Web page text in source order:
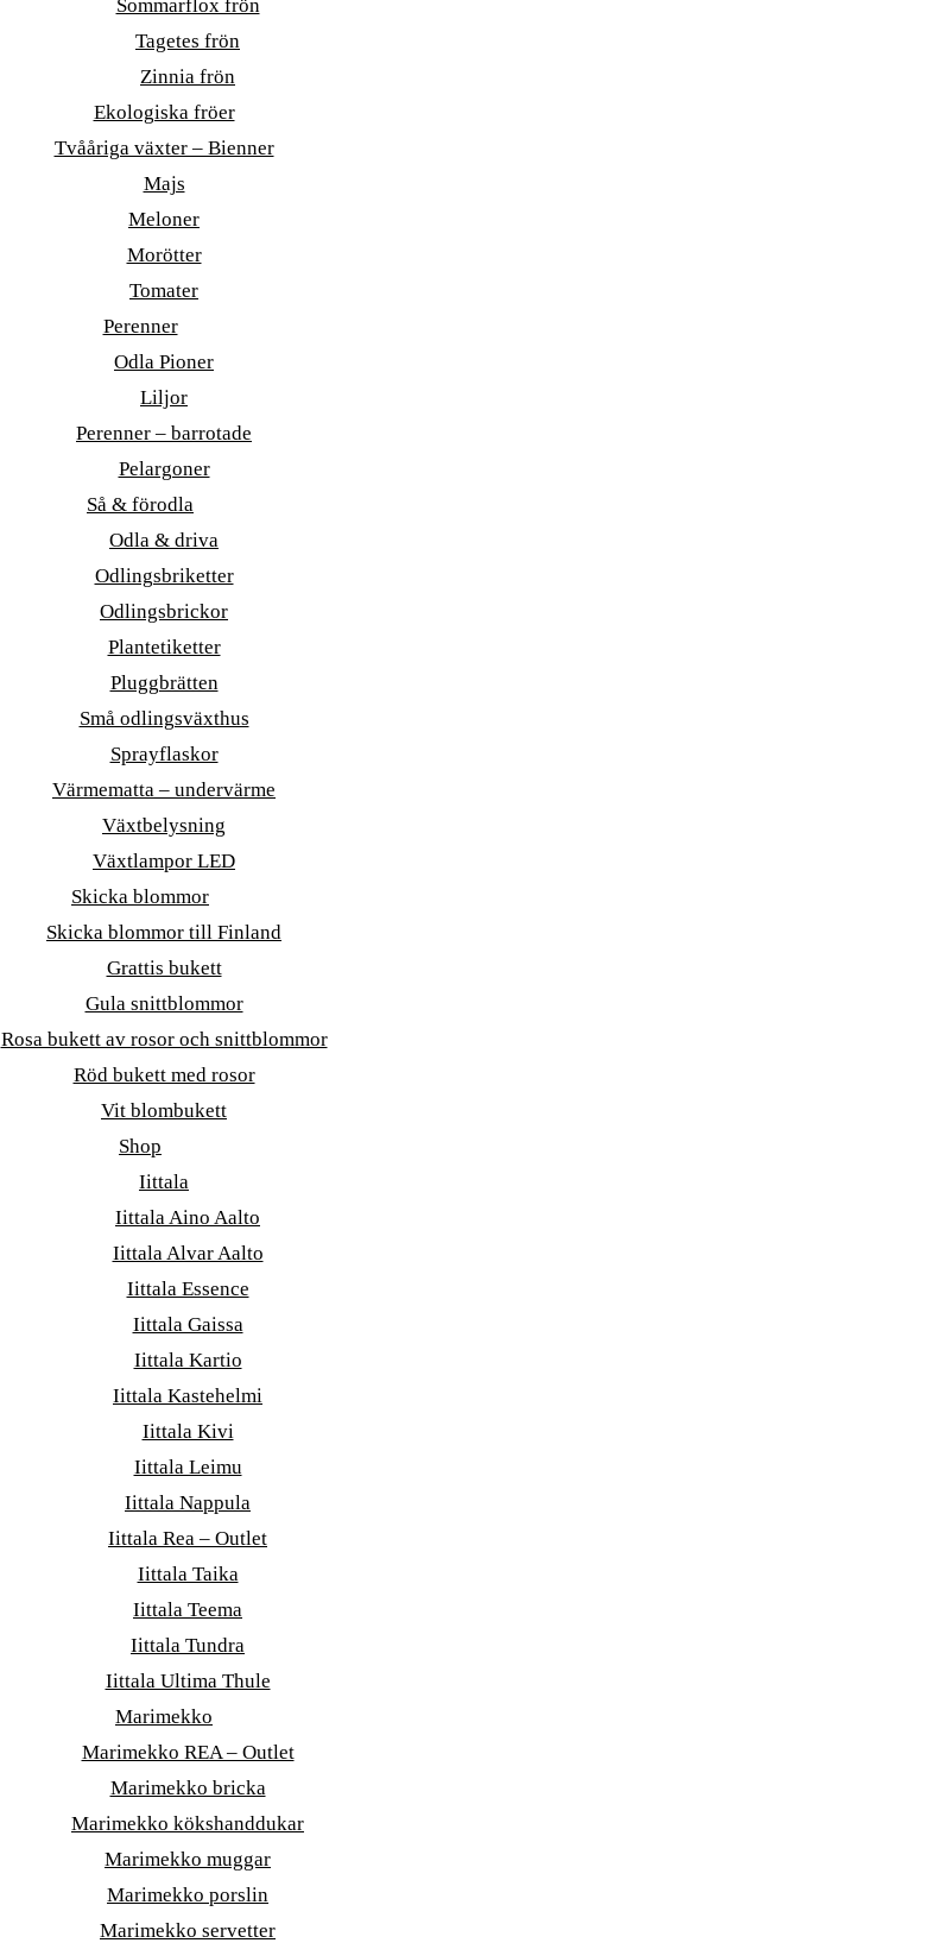
Sommarflox frön
Tagetes frön
Zinnia frön
Ekologiska fröer
Tvååriga växter – Bienner
Majs
Meloner
Morötter
Tomater
Perenner
Odla Pioner
Liljor
Perenner – barrotade
Pelargoner
Så & förodla
Odla & driva
Odlingsbriketter
Odlingsbrickor
Plantetiketter
Pluggbrätten
Små odlingsväxthus
Sprayflaskor
Värmematta – undervärme
Växtbelysning
Växtlampor LED
Skicka blommor
Skicka blommor till Finland
Grattis bukett
Gula snittblommor
Rosa bukett av rosor och snittblommor
Röd bukett med rosor
Vit blombukett
Shop
Iittala
Iittala Aino Aalto
Iittala Alvar Aalto
Iittala Essence
Iittala Gaissa
Iittala Kartio
Iittala Kastehelmi
Iittala Kivi
Iittala Leimu
Iittala Nappula
Iittala Rea – Outlet
Iittala Taika
Iittala Teema
Iittala Tundra
Iittala Ultima Thule
Marimekko
Marimekko REA – Outlet
Marimekko bricka
Marimekko kökshanddukar
Marimekko muggar
Marimekko porslin
Marimekko servetter